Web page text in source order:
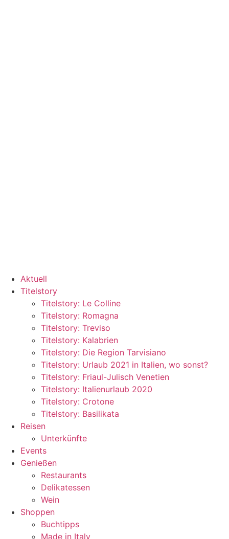
Aktuell
Titelstory
Titelstory: Le Colline
Titelstory: Romagna
Titelstory: Treviso
Titelstory: Kalabrien
Titelstory: Die Region Tarvisiano
Titelstory: Urlaub 2021 in Italien, wo sonst?
Titelstory: Friaul-Julisch Venetien
Titelstory: Italienurlaub 2020
Titelstory: Crotone
Titelstory: Basilikata
Reisen
Unterkünfte
Events
Genießen
Restaurants
Delikatessen
Wein
Shoppen
Buchtipps
Made in Italy